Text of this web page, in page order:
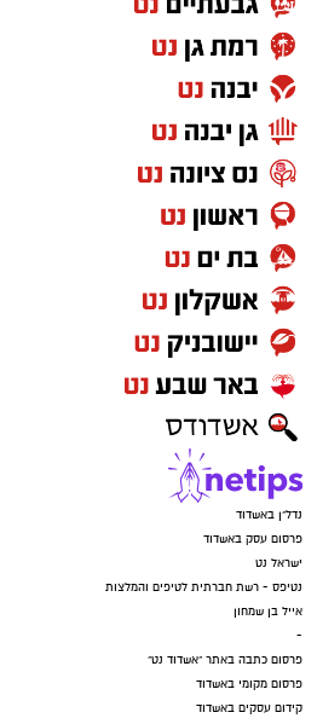
נדל"ן באשדוד
פרסום עסק באשדוד
ישראל נט
נטיפס - רשת חברתית לטיפים והמלצות
אייל בן שמחון
-
פרסום כתבה באתר "אשדוד נט"
פרסום מקומי באשדוד
קידום עסקים באשדוד